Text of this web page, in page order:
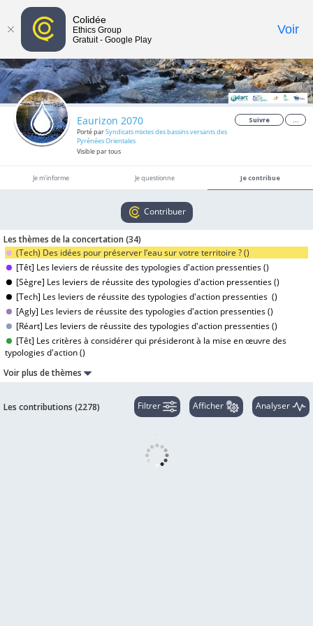
Toggle
Eaurizon 2070
Porté parSyndicats mixtes des bassins versants des
Pyrénées Orientales
Visible par tous
Suivre ...
Je m'informe Je questionne Je contribue
Contribuer
Les thèmes de la concertation (34)
(Tech) Des idées pour préserver l’eau sur votre territoire ? ()
[Têt] Les leviers de réussite des typologies d'action pressenties ()
[Sègre] Les leviers de réussite des typologies d'action pressenties ()
[Tech] Les leviers de réussite des typologies d'action pressenties ()
[Agly] Les leviers de réussite des typologies d'action pressenties ()
[Réart] Les leviers de réussite des typologies d'action pressenties ()
[Têt] Les critères à considérer qui présideront à la mise en œuvre des
typologies d'action ()
Voir plus de thèmes
Les contributions (2278) Filtrer Afficher Analyser
Colidée
Ethics Group
Gratuit - Google Play
Voir